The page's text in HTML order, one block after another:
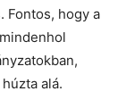
Fontos, hogy a
alá.